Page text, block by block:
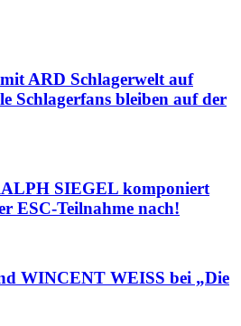
ARD Schlagerwelt auf
Schlagerfans bleiben auf der
SIEGEL komponiert
ESC-Teilnahme nach!
WINCENT WEISS bei „Die